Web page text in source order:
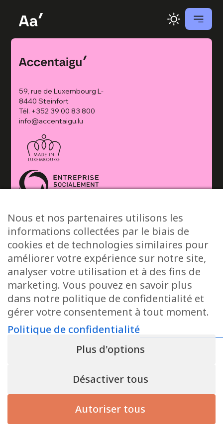
59, rue de Luxembourg L-
8440 Steinfort
Tél. +352 39 00 83 800
info@accentaigu.lu
© 2026 Accentaigu’ •Politique de confidentialité
Nous et nos partenaires utilisons les
informations collectées par le biais de
cookies et de technologies similaires pour
améliorer votre expérience sur notre site,
analyser votre utilisation et à des fins de
marketing. Vous pouvez en savoir plus
dans notre politique de confidentialité et
gérer votre consentement à tout moment.
Politique de confidentialité
Plus d'options
Désactiver tous
Autoriser tous